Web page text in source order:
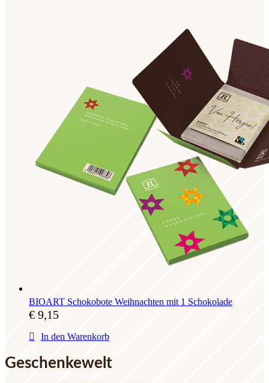
BIOART Schokobote Weihnachten mit 1 Schokolade
€ 9,15
In den Warenkorb
Geschenkewelt